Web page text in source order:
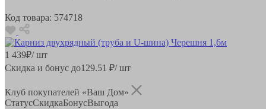
Код товара: 574718
1 439₽/ шт
Скидка и бонус до129.51 ₽/ шт
Клуб покупателей «Ваш Дом»
СтатусСкидкаБонусВыгода